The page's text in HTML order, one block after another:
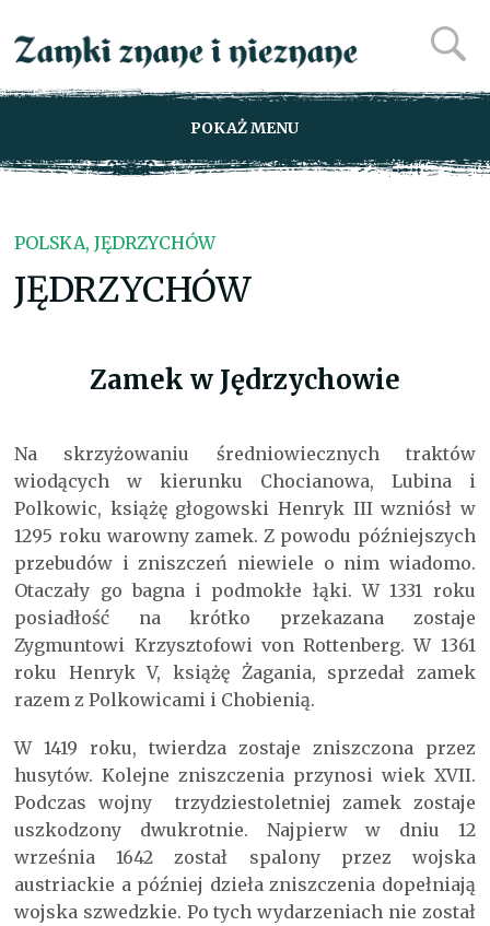
POKAŻ MENU
POLSKA, JĘDRZYCHÓW
JĘDRZYCHÓW
Zamek w Jędrzychowie
Na skrzyżowaniu średniowiecznych traktów
wiodących w kierunku Chocianowa, Lubina i
Polkowic, książę głogowski Henryk III wzniósł w
1295 roku warowny zamek. Z powodu późniejszych
przebudów i zniszczeń niewiele o nim wiadomo.
Otaczały go bagna i podmokłe łąki. W 1331 roku
posiadłość na krótko przekazana zostaje
Zygmuntowi Krzysztofowi von Rottenberg. W 1361
roku Henryk V, książę Żagania, sprzedał zamek
razem z Polkowicami i Chobienią.
W 1419 roku, twierdza zostaje zniszczona przez
husytów. Kolejne zniszczenia przynosi wiek XVII.
Podczas wojny trzydziestoletniej zamek zostaje
uszkodzony dwukrotnie. Najpierw w dniu 12
września 1642 został spalony przez wojska
austriackie a później dzieła zniszczenia dopełniają
wojska szwedzkie. Po tych wydarzeniach nie został